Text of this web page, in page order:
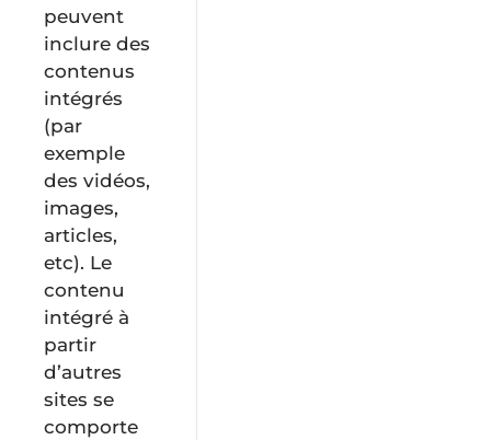
peuvent
inclure des
contenus
intégrés
(par
exemple
des vidéos,
images,
articles,
etc). Le
contenu
intégré à
partir
d’autres
sites se
comporte